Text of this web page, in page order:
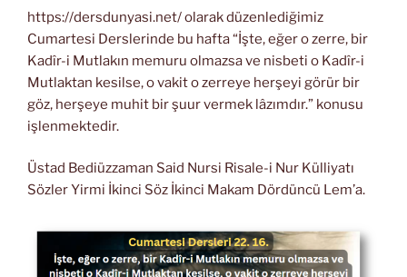
https://dersdunyasi.net/ olarak düzenlediğimiz
Cumartesi Derslerinde bu hafta “İşte, eğer o zerre, bir
Kadîr-i Mutlakın memuru olmazsa ve nisbeti o Kadîr-i
Mutlaktan kesilse, o vakit o zerreye herşeyi görür bir
göz, herşeye muhit bir şuur vermek lâzımdır.” konusu
işlenmektedir.
Üstad Bediüzzaman Said Nursi Risale-i Nur Külliyatı
Sözler Yirmi İkinci Söz İkinci Makam Dördüncü Lem’a.